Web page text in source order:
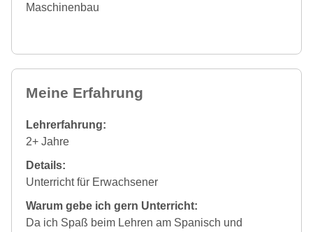
Maschinenbau
Meine Erfahrung
Lehrerfahrung:
2+ Jahre
Details:
Unterricht für Erwachsener
Warum gebe ich gern Unterricht:
Da ich Spaß beim Lehren am Spanisch und